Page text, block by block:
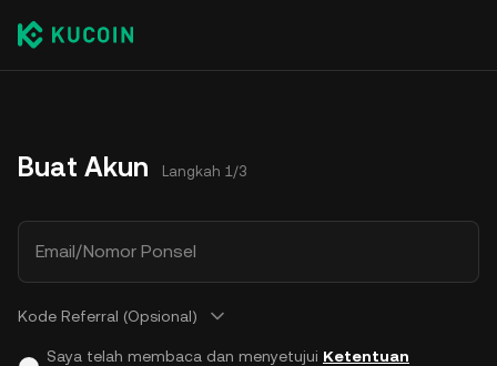
Buat Akun Langkah 1/3
Email/Nomor Ponsel
Kode Referral (Opsional)
Saya telah membaca dan menyetujui Ketentuan